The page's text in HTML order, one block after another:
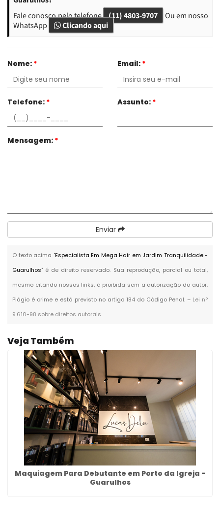
Fale conosco pelo telefone (11) 4803-9707
Ou em nosso
WhatsApp
Clicando aqui
Nome: * Email: *
Telefone: * Assunto: *
Mensagem: *
Enviar
O texto acima "Especialista Em Mega Hair em Jardim Tranquilidade -
Guarulhos" é de direito reservado. Sua reprodução, parcial ou total,
mesmo citando nossos links, é proibida sem a autorização do autor.
Plágio é crime e está previsto no artigo 184 do Código Penal. – Lei n°
9.610-98 sobre direitos autorais.
Veja Também
Maquiagem Para Debutante em Porto da Igreja -
Guarulhos